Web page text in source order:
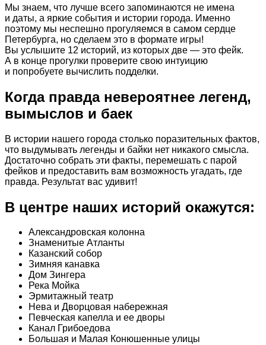
Мы знаем, что лучше всего запоминаются не имена
и даты, а яркие события и истории города. Именно
поэтому мы неспешно прогуляемся в самом сердце
Петербурга, но сделаем это в формате игры!
Вы услышите 12 историй, из которых две — это фейк.
А в конце прогулки проверите свою интуицию
и попробуете вычислить подделки.
Когда правда невероятнее легенд,
вымыслов и баек
В истории нашего города столько поразительных фактов,
что выдумывать легенды и байки нет никакого смысла.
Достаточно собрать эти факты, перемешать с парой
фейков и предоставить вам возможность угадать, где
правда. Результат вас удивит!
В центре наших историй окажутся:
Александровская колонна
Знаменитые Атланты
Казанский собор
Зимняя канавка
Дом Зингера
Река Мойка
Эрмитажный театр
Нева и Дворцовая набережная
Певческая капелла и ее дворы
Канал Грибоедова
Большая и Малая Конюшенные улицы